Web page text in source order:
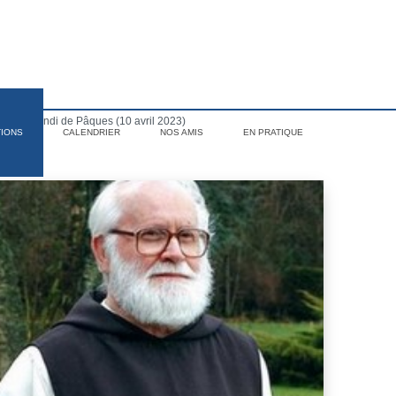
CALENDRIER NOS AMIS EN PRATIQUE
du lundi de Pâques (10 avril 2023)